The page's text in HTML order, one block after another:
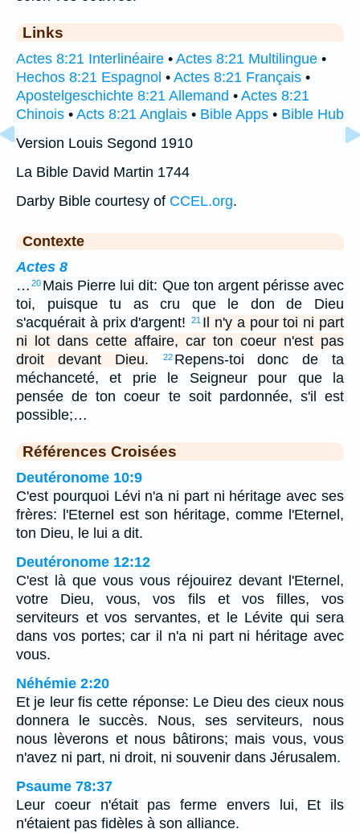
Links
Actes 8:21 Interlinéaire • Actes 8:21 Multilingue •
Hechos 8:21 Espagnol • Actes 8:21 Français •
Apostelgeschichte 8:21 Allemand • Actes 8:21
Chinois • Acts 8:21 Anglais • Bible Apps • Bible Hub
Version Louis Segond 1910
La Bible David Martin 1744
Darby Bible courtesy of CCEL.org.
Contexte
Actes 8
… 20 Mais Pierre lui dit: Que ton argent périsse avec
toi, puisque tu as cru que le don de Dieu
s'acquérait à prix d'argent!
21 Il n'y a pour toi ni part
ni lot dans cette affaire, car ton coeur n'est pas
droit devant Dieu.
22 Repens-toi donc de ta
méchanceté, et prie le Seigneur pour que la
pensée de ton coeur te soit pardonnée, s'il est
possible;…
Références Croisées
Deutéronome 10:9
C'est pourquoi Lévi n'a ni part ni héritage avec ses
frères: l'Eternel est son héritage, comme l'Eternel,
ton Dieu, le lui a dit.
Deutéronome 12:12
C'est là que vous vous réjouirez devant l'Eternel,
votre Dieu, vous, vos fils et vos filles, vos
serviteurs et vos servantes, et le Lévite qui sera
dans vos portes; car il n'a ni part ni héritage avec
vous.
Néhémie 2:20
Et je leur fis cette réponse: Le Dieu des cieux nous
donnera le succès. Nous, ses serviteurs, nous
nous lèverons et nous bâtirons; mais vous, vous
n'avez ni part, ni droit, ni souvenir dans Jérusalem.
Psaume 78:37
Leur coeur n'était pas ferme envers lui, Et ils
n'étaient pas fidèles à son alliance.